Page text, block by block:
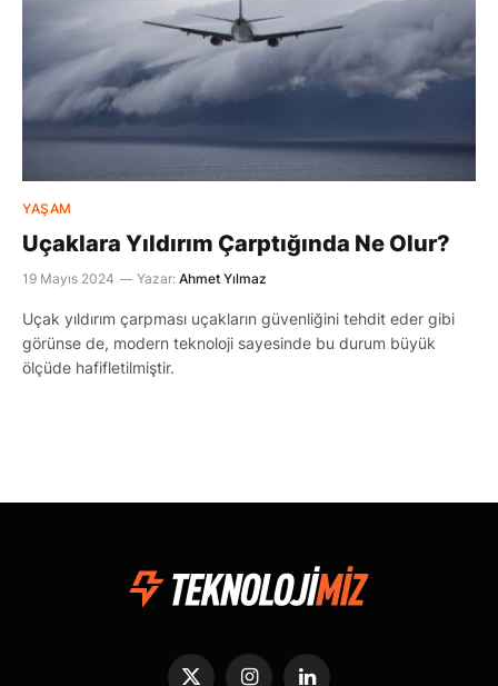
YAŞAM
Uçaklara Yıldırım Çarptığında Ne Olur?
19 Mayıs 2024 Yazar: Ahmet Yılmaz
Uçak yıldırım çarpması uçakların güvenliğini tehdit eder gibi
görünse de, modern teknoloji sayesinde bu durum büyük
ölçüde hafifletilmiştir.